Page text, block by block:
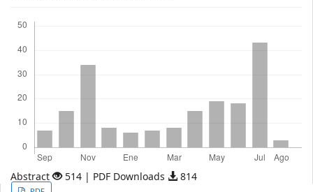
Abstract 514 | PDF Downloads 814